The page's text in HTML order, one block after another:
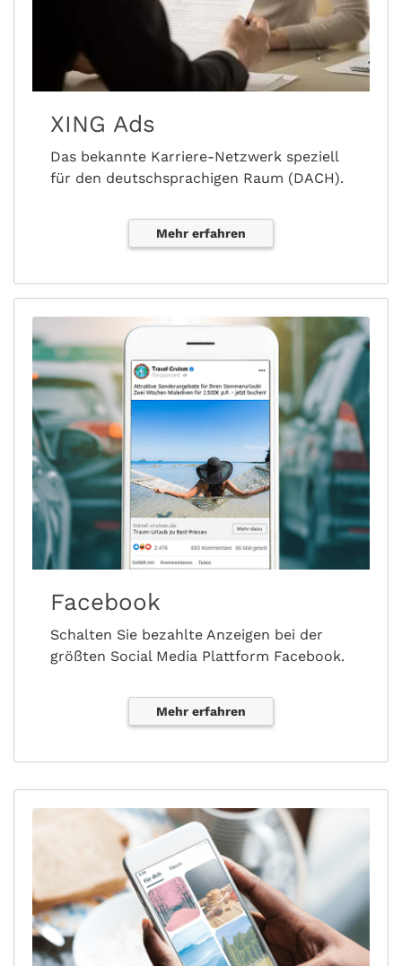
XING Ads
Das bekannte Karriere-Netzwerk speziell
für den deutschsprachigen Raum (DACH).
Mehr erfahren
Facebook
Schalten Sie bezahlte Anzeigen bei der
größten Social Media Plattform Facebook.
Mehr erfahren